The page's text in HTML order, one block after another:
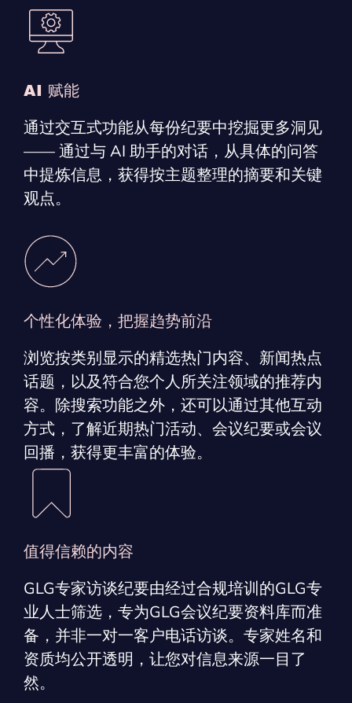
AI 赋能
通过交互式功能从每份纪要中挖掘更多洞见
—— 通过与 AI 助手的对话，从具体的问答
中提炼信息，获得按主题整理的摘要和关键
观点。
个性化体验，把握趋势前沿
浏览按类别显示的精选热门内容、新闻热点
话题，以及符合您个人所关注领域的推荐内
容。除搜索功能之外，还可以通过其他互动
方式，了解近期热门活动、会议纪要或会议
回播，获得更丰富的体验。
值得信赖的内容
GLG专家访谈纪要由经过合规培训的GLG专
业人士筛选，专为GLG会议纪要资料库而准
备，并非一对一客户电话访谈。专家姓名和
资质均公开透明，让您对信息来源一目了
然。